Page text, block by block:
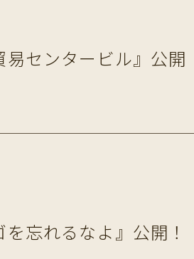
易センタービル』公開
忘れるなよ』公開！